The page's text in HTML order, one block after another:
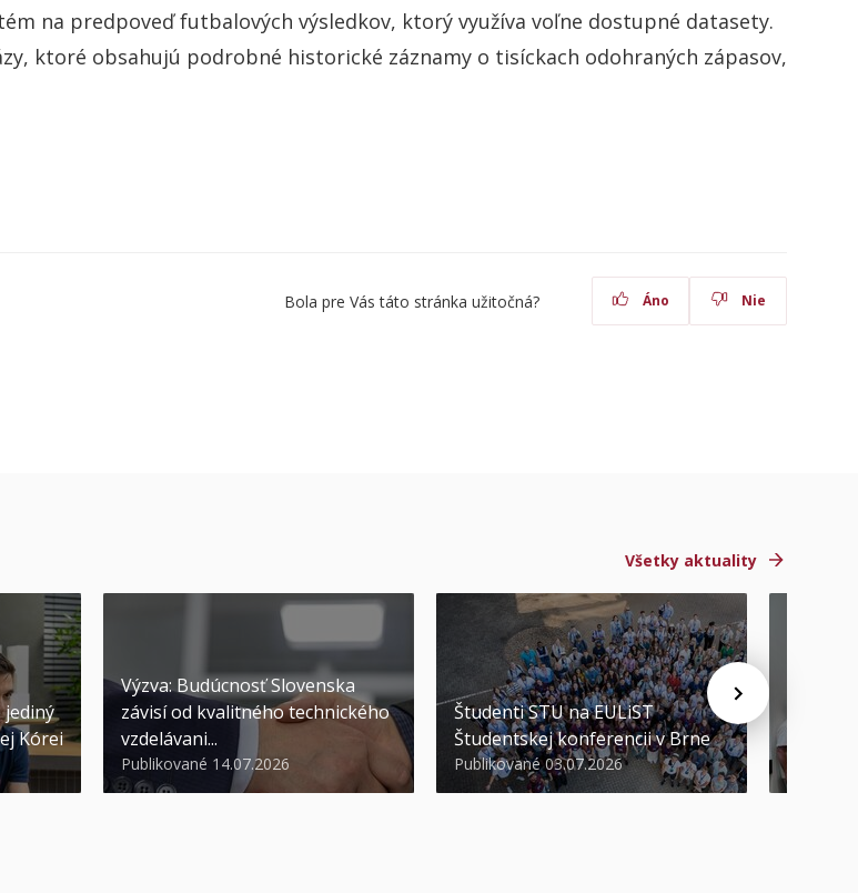
na predpoveď futbalových výsledkov, ktorý využíva voľne dostupné datasety.
ktoré obsahujú podrobné historické záznamy o tisíckach odohraných zápasov,
Bola pre Vás táto stránka užitočná? Áno Nie
Všetky aktuality
jediný
Kórei
Výzva: Budúcnosť Slovenska
závisí od kvalitného technického
vzdelávani...
Publikované 14.07.2026
Študenti STU na EULiST
Študentskej konferencii v Brne
Publikované 03.07.2026